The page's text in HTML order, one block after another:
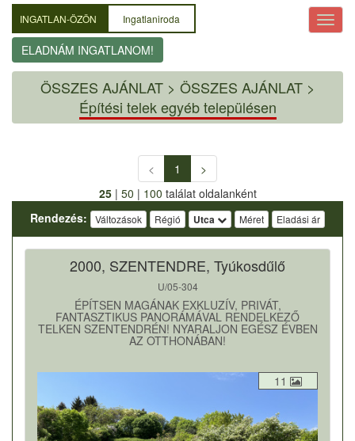
INGATLAN-ÖZÖN Ingatlaniroda
ELADNÁM INGATLANOM!
ÖSSZES AJÁNLAT> ÖSSZES AJÁNLAT >
Építési telek egyéb településen
< 1
>
25| 50 | 100 találat oldalanként
Rendezés:
Változások Régió Utca Méret Eladási ár
2000, SZENTENDRE, Tyúkosdűlő
U/05-304
ÉPÍTSEN MAGÁNAK EXKLUZÍV, PRIVÁT,
FANTASZTIKUS PANORÁMÁVAL RENDELKEZŐ
TELKEN SZENTENDRÉN! NYARALJON EGÉSZ ÉVBEN
AZ OTTHONÁBAN!
11